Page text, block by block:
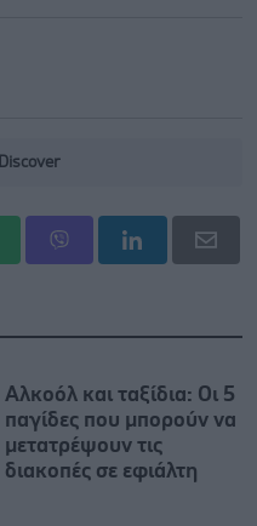
Αλκοόλ και ταξίδια: Οι 5
παγίδες που μπορούν να
μετατρέψουν τις
διακοπές σε εφιάλτη